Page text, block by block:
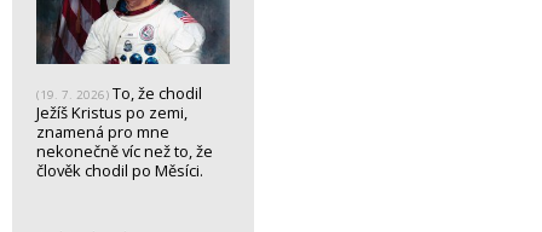
(19. 7. 2026) To, že chodil
Ježíš Kristus po zemi,
znamená pro mne
nekonečně víc než to, že
člověk chodil po Měsíci.